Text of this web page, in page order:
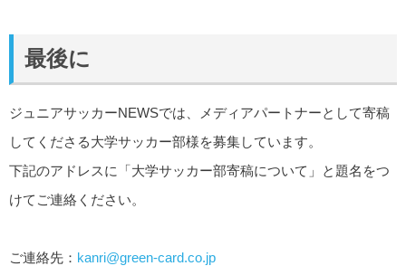
最後に
ジュニアサッカーNEWSでは、メディアパートナーとして寄稿
してくださる大学サッカー部様を募集しています。
下記のアドレスに「大学サッカー部寄稿について」と題名をつ
けてご連絡ください。
ご連絡先： kanri@green-card.co.jp